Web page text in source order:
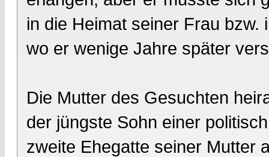
in die Heimat seiner Frau
wo er wenige Jahre später
Die Mutter des Gesuchten
der jüngste Sohn einer
zweite Ehegatte seiner Mutter